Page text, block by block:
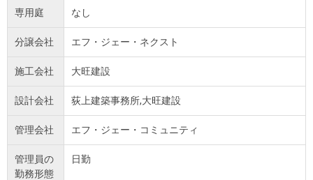
専用庭 なし
分譲会社 エフ・ジェー・ネクスト
施工会社 大旺建設
設計会社 荻上建築事務所,大旺建設
管理会社 エフ・ジェー・コミュニティ
管理員の
勤務形態
日勤